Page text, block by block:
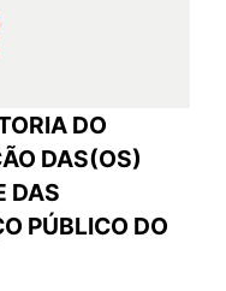
DO
DAS(OS)
DAS
PÚBLICO DO